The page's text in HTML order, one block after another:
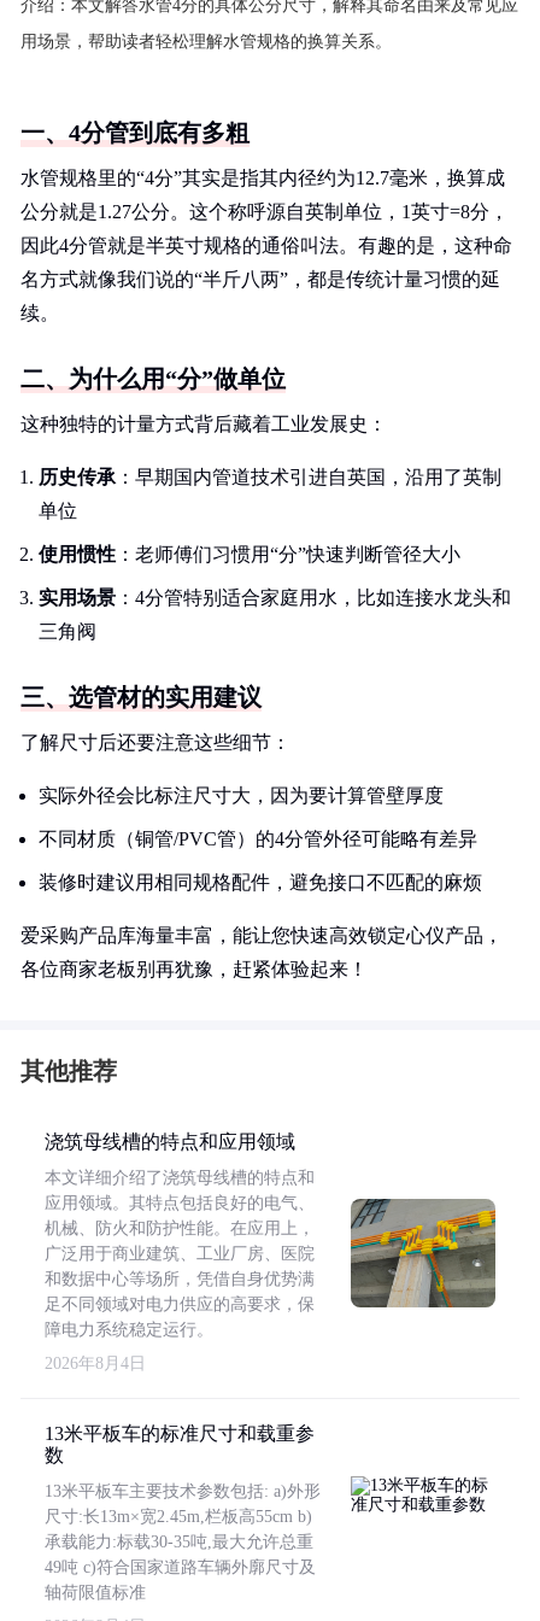
介绍： 本文解答水管4分的具体公分尺寸，解释其命名由来及常见应
用场景，帮助读者轻松理解水管规格的换算关系。
一、4分管到底有多粗
水管规格里的“4分”其实是指其内径约为12.7毫米，换算成
公分就是1.27公分。这个称呼源自英制单位，1英寸=8分，
因此4分管就是半英寸规格的通俗叫法。有趣的是，这种命
名方式就像我们说的“半斤八两”，都是传统计量习惯的延
续。
二、为什么用“分”做单位
这种独特的计量方式背后藏着工业发展史：
历史传承 ：早期国内管道技术引进自英国，沿用了英制
单位
使用惯性 ：老师傅们习惯用“分”快速判断管径大小
实用场景 ：4分管特别适合家庭用水，比如连接水龙头和
三角阀
三、选管材的实用建议
了解尺寸后还要注意这些细节：
实际外径会比标注尺寸大，因为要计算管壁厚度
不同材质（铜管/PVC管）的4分管外径可能略有差异
装修时建议用相同规格配件，避免接口不匹配的麻烦
爱采购产品库海量丰富，能让您快速高效锁定心仪产品，
各位商家老板别再犹豫，赶紧体验起来！
其他推荐
浇筑母线槽的特点和应用领域
本文详细介绍了浇筑母线槽的特点和
应用领域。其特点包括良好的电气、
机械、防火和防护性能。在应用上，
广泛用于商业建筑、工业厂房、医院
和数据中心等场所，凭借自身优势满
足不同领域对电力供应的高要求，保
障电力系统稳定运行。
2026年8月4日
13米平板车的标准尺寸和载重参
数
13米平板车主要技术参数包括: a)外形
尺寸:长13m×宽2.45m,栏板高55cm b)
承载能力:标载30-35吨,最大允许总重
49吨 c)符合国家道路车辆外廓尺寸及
轴荷限值标准